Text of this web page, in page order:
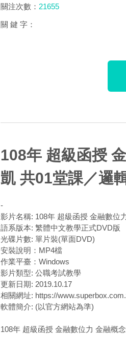
關注次數： 21655
關 鍵 字：
108年 超級函授
凱 共01堂課／邏
-
影片名稱: 108年 超級函授 金融數位
語系版本: 繁體中文教學正式DVD版
光碟片數: 單片裝(單面DVD)
安裝說明：MP4檔
作業平臺：Windows
影片類型: 公職考試教學
更新日期: 2019.10.17
相關網址: https://
軟體簡介: (以官方網站為準)
108年 超級函授 金融數位力 金融概